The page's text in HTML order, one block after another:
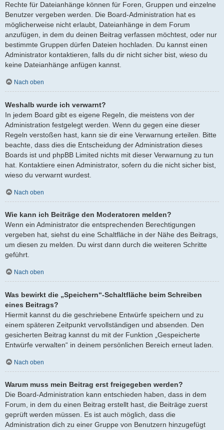
Rechte für Dateianhänge können für Foren, Gruppen und einzelne
Benutzer vergeben werden. Die Board-Administration hat es
möglicherweise nicht erlaubt, Dateianhänge in dem Forum
anzufügen, in dem du deinen Beitrag verfassen möchtest, oder nur
bestimmte Gruppen dürfen Dateien hochladen. Du kannst einen
Administrator kontaktieren, falls du dir nicht sicher bist, wieso du
keine Dateianhänge anfügen kannst.
Nach oben
Weshalb wurde ich verwarnt?
In jedem Board gibt es eigene Regeln, die meistens von der
Administration festgelegt werden. Wenn du gegen eine dieser
Regeln verstoßen hast, kann sie dir eine Verwarnung erteilen. Bitte
beachte, dass dies die Entscheidung der Administration dieses
Boards ist und phpBB Limited nichts mit dieser Verwarnung zu tun
hat. Kontaktiere einen Administrator, sofern du die nicht sicher bist,
wieso du verwarnt wurdest.
Nach oben
Wie kann ich Beiträge den Moderatoren melden?
Wenn ein Administrator die entsprechenden Berechtigungen
vergeben hat, siehst du eine Schaltfläche in der Nähe des Beitrags,
um diesen zu melden. Du wirst dann durch die weiteren Schritte
geführt.
Nach oben
Was bewirkt die „Speichern“-Schaltfläche beim Schreiben
eines Beitrags?
Hiermit kannst du die geschriebene Entwürfe speichern und zu
einem späteren Zeitpunkt vervollständigen und absenden. Den
gesicherten Beitrag kannst du mit der Funktion „Gespeicherte
Entwürfe verwalten“ in deinem persönlichen Bereich erneut laden.
Nach oben
Warum muss mein Beitrag erst freigegeben werden?
Die Board-Administration kann entschieden haben, dass in dem
Forum, in dem du einen Beitrag erstellt hast, die Beiträge zuerst
geprüft werden müssen. Es ist auch möglich, dass die
Administration dich zu einer Gruppe von Benutzern hinzugefügt